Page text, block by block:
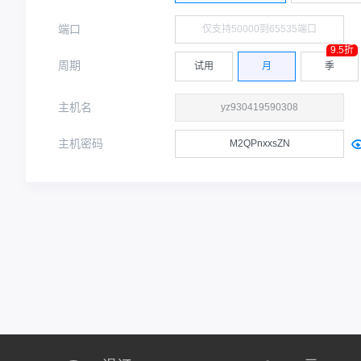
端口
周期 试用 月 季
9.5折
主机名
主机密码